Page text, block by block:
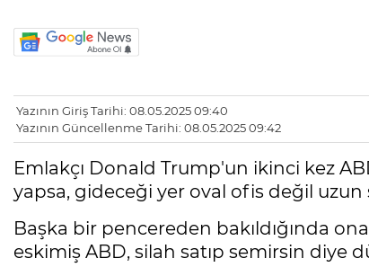
Yazının Giriş Tarihi: 08.05.2025 09:40
Yazının Güncellenme Tarihi: 08.05.2025 09:42
Emlakçı Donald Trump'un ikinci kez
yapsa, gideceği yer oval ofis değil
Başka bir pencereden bakıldığında
eskimiş ABD, silah satıp semirsin diye